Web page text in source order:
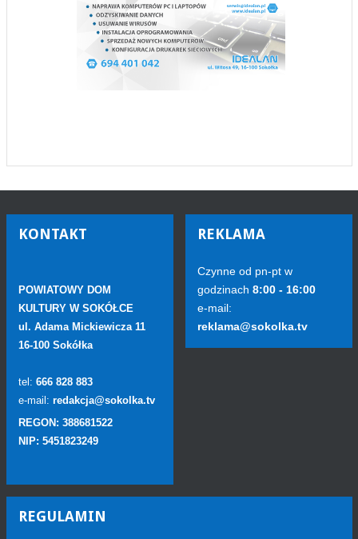
KONTAKT
POWIATOWY DOM
KULTURY W SOKÓŁCE
ul. Adama Mickiewicza 11
16-100 Sokółka
tel: 666 828 883
e-mail: redakcja@sokolka.tv
REGON: 388681522
NIP: 5451823249
REKLAMA
Czynne od pn-pt w
godzinach 8:00 - 16:00
e-mail:
reklama@sokolka.tv
REGULAMIN